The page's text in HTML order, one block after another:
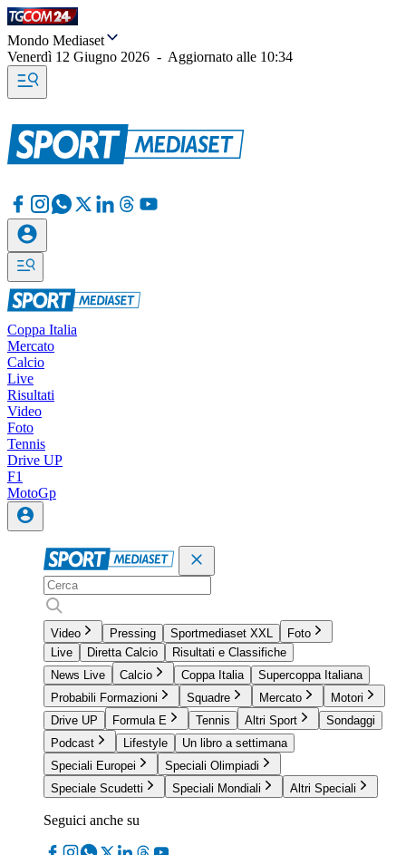
Mondo Mediaset
Venerdì 12 Giugno 2026 - Aggiornato alle 10:34
Coppa Italia
Mercato
Calcio
Live
Risultati
Video
Foto
Tennis
Drive UP
F1
MotoGp
Video Pressing Sportmediaset XXL
Foto
Live
Diretta Calcio
Risultati e Classifiche
News Live
Calcio Coppa Italia
Supercoppa Italiana
Probabili Formazioni
Squadre Mercato
Motori
Drive UP
Formula E Tennis Altri Sport
Sondaggi
Podcast
Lifestyle
Un libro a settimana
Speciali Europei
Speciali Olimpiadi
Speciale Scudetti
Speciali Mondiali Altri Speciali
Seguici anche su